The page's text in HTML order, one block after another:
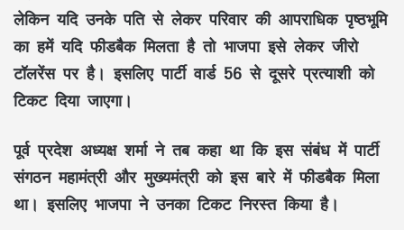
लेकिन यदि उनके पति से लेकर परिवार की आपराधिक पृष्ठभूमि
का हमें यदि फीडबैक मिलता है तो भाजपा इसे लेकर जीरो
टॉलरेंस पर है। इसलिए पार्टी वार्ड 56 से दूसरे प्रत्याशी को
टिकट दिया जाएगा।
पूर्व प्रदेश अध्यक्ष शर्माने तब कहा था कि इस संबंध में पार्टी
संगठन महामंत्री और मुख्यमंत्री को इस बारे में फीडबैक मिला
था। इसलिए भाजपा ने उनका टिकट निरस्त किया है।